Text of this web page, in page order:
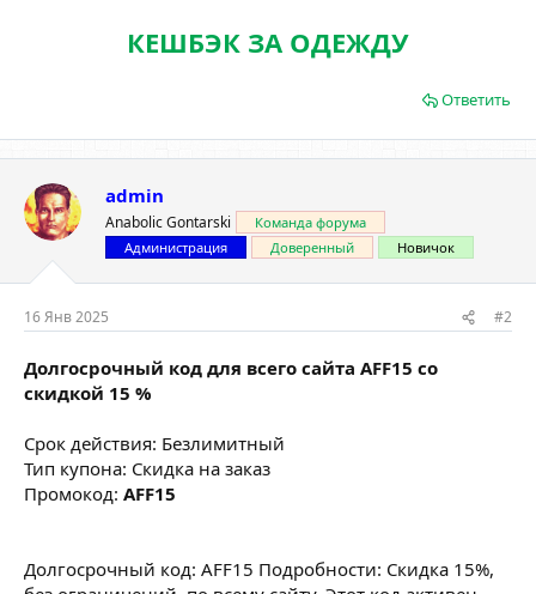
КЕШБЭК ЗА ОДЕЖДУ
Ответить
admin
Anabolic Gontarski
Команда форума
Администрация
Доверенный Новичок
16 Янв 2025 #2
Долгосрочный код для всего сайта AFF15 со
скидкой 15 %
Срок действия: Безлимитный
Тип купона: Скидка на заказ
Промокод: AFF15
Долгосрочный код: AFF15 Подробности: Скидка 15%,